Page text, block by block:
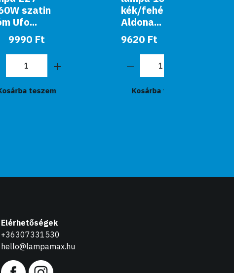
17990 Ft
Kosárba teszem
Elérhetőségek
+36307331530
hello@lampamax.hu